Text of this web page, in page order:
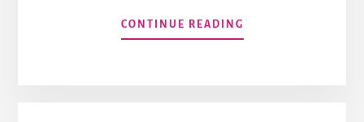
CONTINUE READING
ZUM